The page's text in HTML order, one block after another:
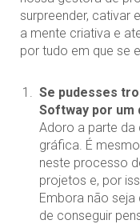
surpreender, cativar
a mente criativa e
por tudo em que se
Se pudesses
Softway por um
Adoro a parte
gráfica. É
neste processo
projetos e, por
Embora não seja
de conseguir